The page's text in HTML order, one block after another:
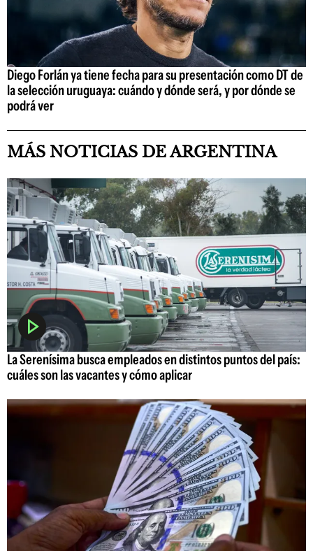
Diego Forlán ya tiene fecha para su presentación como DT de
la selección uruguaya: cuándo y dónde será, y por dónde se
podrá ver
MÁS NOTICIAS DE ARGENTINA
La Serenísima busca empleados en distintos puntos del país:
cuáles son las vacantes y cómo aplicar